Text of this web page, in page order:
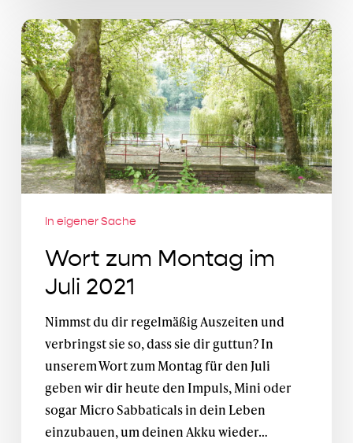
Wort
zum
Montag
im
Juli
2021
In eigener Sache
Wort zum Montag im
Juli 2021
Nimmst du dir regelmäßig Auszeiten und
verbringst sie so, dass sie dir guttun? In
unserem Wort zum Montag für den Juli
geben wir dir heute den Impuls, Mini oder
sogar Micro Sabbaticals in dein Leben
einzubauen, um deinen Akku wieder…